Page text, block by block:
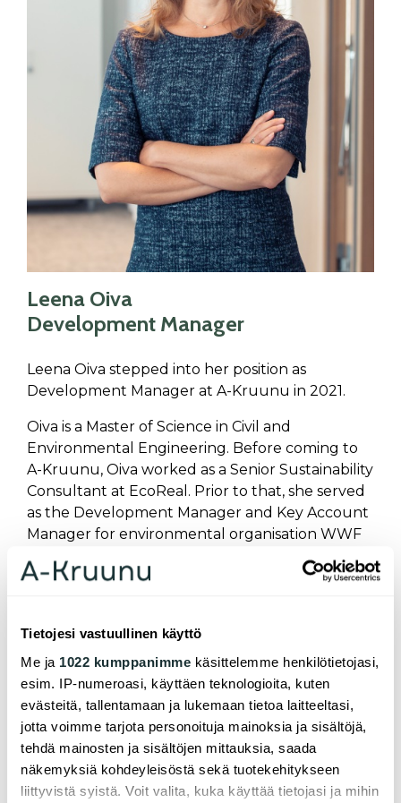
Tietojesi vastuullinen käyttö
Me ja 1022 kumppanimme käsittelemme henkilötietojasi,
esim. IP-numeroasi, käyttäen teknologioita, kuten
evästeitä, tallentamaan ja lukemaan tietoa laitteeltasi,
jotta voimme tarjota personoituja mainoksia ja sisältöjä,
tehdä mainosten ja sisältöjen mittauksia, saada
näkemyksiä kohdeyleisöstä sekä tuotekehitykseen
liittyvistä syistä. Voit valita, kuka käyttää tietojasi ja mihin
Leena Oiva
Development Manager
Leena Oiva stepped into her position as
Development Manager at A-Kruunu in 2021.
Oiva is a Master of Science in Civil and
Environmental Engineering. Before coming to
A-Kruunu, Oiva worked as a Senior Sustainability
Consultant at EcoReal. Prior to that, she served
as the Development Manager and Key Account
Manager for environmental organisation WWF
Finland in 2010-2018 and at Nokia in various
environmental and sustainability positions in